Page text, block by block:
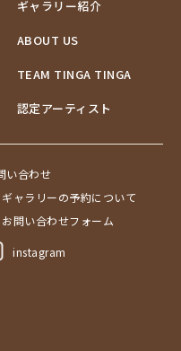
ギャラリー紹介
ABOUT US
TEAM TINGA TINGA
認定アーティスト
い合わせ
ャラリーの予約について
問い合わせフォーム
instagram